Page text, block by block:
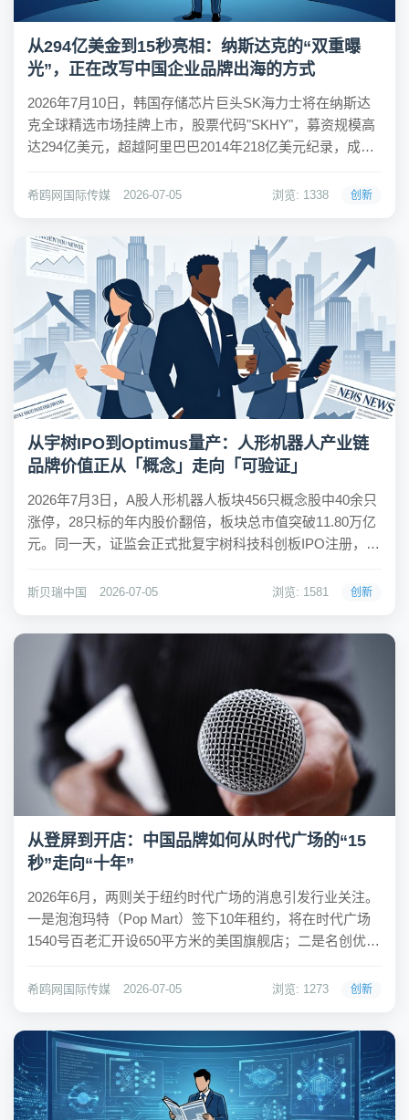
从294亿美金到15秒亮相：纳斯达克的“双重曝
光”，正在改写中国企业品牌出海的方式
2026年7月10日，韩国存储芯片巨头SK海力士将在纳斯达
克全球精选市场挂牌上市，股票代码"SKHY"，募资规模高
达294亿美元，超越阿里巴巴2014年218亿美元纪录，成为
块36.6米高的纳斯达克大屏，将成为全球媒体镜头聚焦的中
希鸥网国际传媒 2026-07-05 浏览: 1338 创新
从宇树IPO到Optimus量产：人形机器人产业链
品牌价值正从「概念」走向「可验证」
2026年7月3日，A股人形机器人板块456只概念股中40余只
涨停，28只标的年内股价翻倍，板块总市值突破11.80万亿
元。同一天，证监会正式批复宇树科技科创板IPO注册，A
参观特斯拉Optimus机器人生产线的合照，暗示量产已进入
斯贝瑞中国 2026-07-05 浏览: 1581 创新
从登屏到开店：中国品牌如何从时代广场的“15
秒”走向“十年”
2026年6月，两则关于纽约时代广场的消息引发行业关注。
一是泡泡玛特（Pop Mart）签下10年租约，将在时代广场
1540号百老汇开设650平方米的美国旗舰店；二是名创优品
百老汇，占地185平方米。加上此前已在曼哈顿站稳脚跟的
希鸥网国际传媒 2026-07-05 浏览: 1273 创新